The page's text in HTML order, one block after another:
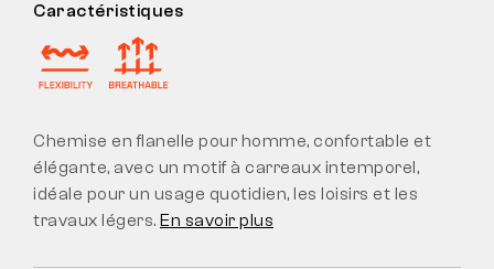
Caractéristiques
Chemise en flanelle pour homme, confortable et
élégante, avec un motif à carreaux intemporel,
idéale pour un usage quotidien, les loisirs et les
travaux légers. En savoir plus